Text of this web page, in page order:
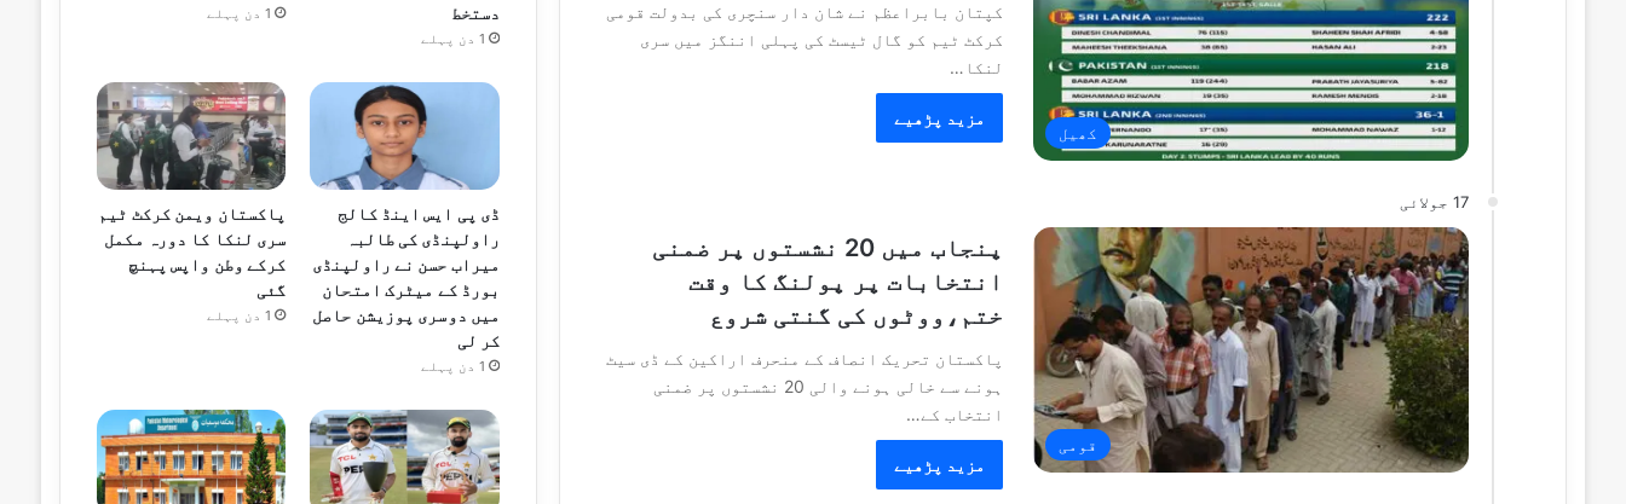
کھیل
کپتان بابراعظم نے شان دار سنچری کی بدولت قومی
کرکٹ ٹیم کو گال ٹیسٹ کی پہلی اننگز میں سری
لنکا…
مزید پڑھیے
17 جولائی
قومی
پنجاب میں 20 نشستوں پر ضمنی
انتخابات پر پولنگ کا وقت
ختم،ووٹوں کی گنتی شروع
پاکستان تحریک انصاف کے منحرف اراکین کے ڈی سیٹ
ہونے سے خالی ہونے والی 20 نشستوں پر ضمنی
انتخاب کے…
مزید پڑھیے
دستخط
1 دن پہلے
1 دن پہلے
ڈی پی ایس اینڈ کالج
راولپنڈی کی طالبہ
میراب حسن نے راولپنڈی
بورڈ کے میٹرک امتحان
میں دوسری پوزیشن حاصل
کر لی
1 دن پہلے
پاکستان ویمن کرکٹ ٹیم
سری لنکا کا دورہ مکمل
کرکے وطن واپس پہنچ
گئی
1 دن پہلے